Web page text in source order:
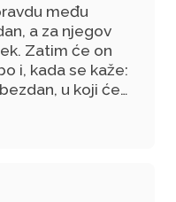
među
a za njegov
Zatim će on
i, kada se kaže:
u koji će